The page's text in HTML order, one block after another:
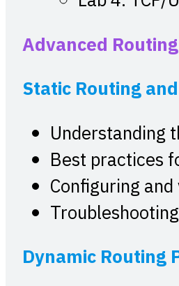
Advanced
Static Routing
Understanding
Best practices
Configuring
Dynamic Routing